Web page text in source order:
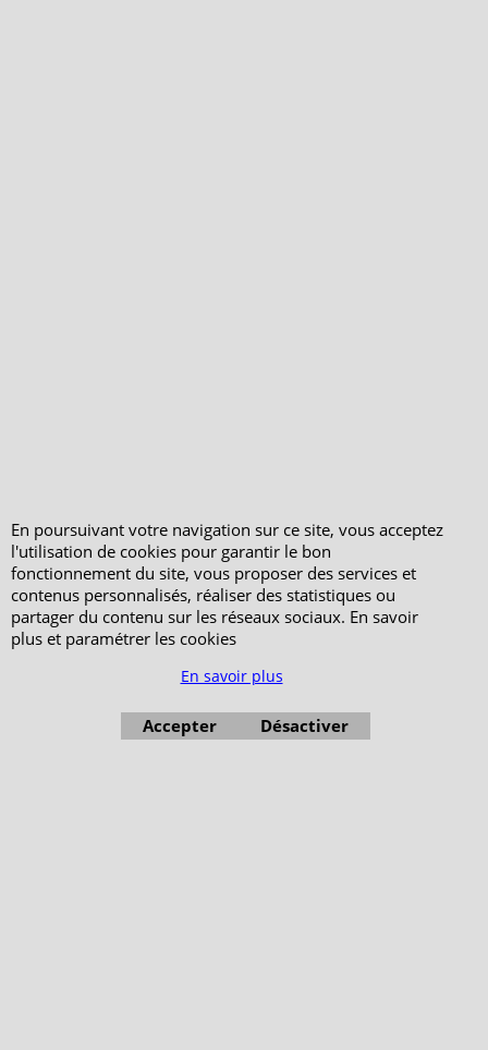
Votre Commande
Votre Espace Adhérent
En poursuivant votre navigation sur ce site, vous acceptez
l'utilisation de cookies pour garantir le bon
fonctionnement du site, vous proposer des services et
contenus personnalisés, réaliser des statistiques ou
partager du contenu sur les réseaux sociaux. En savoir
plus et paramétrer les cookies
En savoir plus
Accepter Désactiver